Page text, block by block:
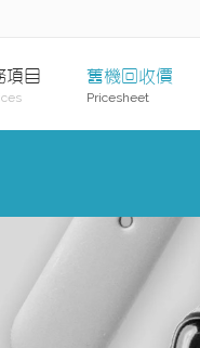
項目 舊機回收價
Pricesheet